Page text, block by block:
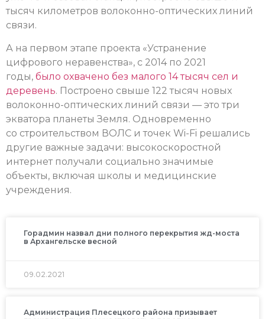
тысяч километров волоконно-оптических линий
связи.
А на первом этапе проекта «Устранение
цифрового неравенства», с 2014 по 2021
годы, было охвачено без малого 14 тысяч сел и
деревень. Построено свыше 122 тысяч новых
волоконно-оптических линий связи — это три
экватора планеты Земля. Одновременно
со строительством ВОЛС и точек Wi-Fi решались
другие важные задачи: высокоскоростной
интернет получали социально значимые
объекты, включая школы и медицинские
учреждения.
Горадмин назвал дни полного перекрытия жд-моста
в Архангельске весной
09.02.2021
Администрация Плесецкого района призывает